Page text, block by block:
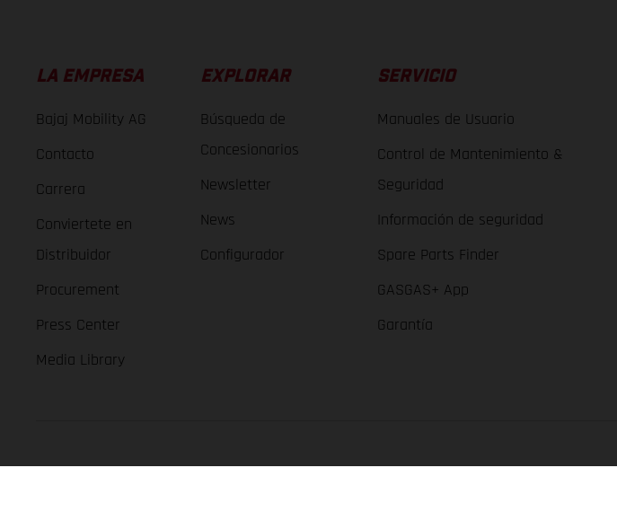
LA EMPRESA
Bajaj Mobility AG
Contacto
Carrera
Conviertete en
Distribuidor
Procurement
Press Center
Media Library
EXPLORAR
Búsqueda de
Concesionarios
Newsletter
News
Configurador
SERVICIO
Manuales de Usuario
Control de Mantenimiento &
Seguridad
Información de seguridad
Spare Parts Finder
GASGAS+ App
Garantía